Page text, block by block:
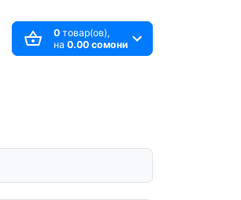
0товар(ов),
на 0.00 сомони